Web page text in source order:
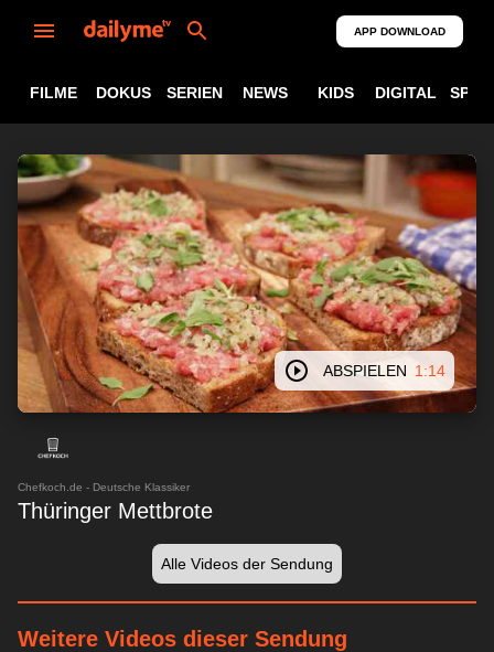
APP DOWNLOAD
FILME DOKUS SERIEN NEWS KIDS DIGITAL
ABSPIELEN 1:14
Chefkoch.de - Deutsche Klassiker
Thüringer Mettbrote
Alle Videos der Sendung
Weitere Videos dieser Sendung